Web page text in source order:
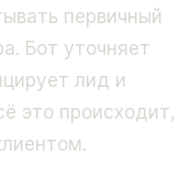
первичный
Бот уточняет
лид и
это происходит,